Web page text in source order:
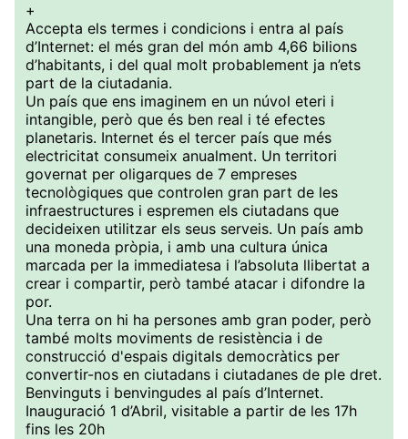
+
Accepta els termes i condicions i entra al país
d’Internet: el més gran del món amb 4,66 bilions
d’habitants, i del qual molt probablement ja n’ets
part de la ciutadania.
Un país que ens imaginem en un núvol eteri i
intangible, però que és ben real i té efectes
planetaris. Internet és el tercer país que més
electricitat consumeix anualment. Un territori
governat per oligarques de 7 empreses
tecnològiques que controlen gran part de les
infraestructures i espremen els ciutadans que
decideixen utilitzar els seus serveis. Un país amb
una moneda pròpia, i amb una cultura única
marcada per la immediatesa i l’absoluta llibertat a
crear i compartir, però també atacar i difondre la
por.
Una terra on hi ha persones amb gran poder, però
també molts moviments de resistència i de
construcció d'espais digitals democràtics per
convertir-nos en ciutadans i ciutadanes de ple dret.
Benvinguts i benvingudes al país d’Internet.
Inauguració 1 d’Abril, visitable a partir de les 17h
fins les 20h